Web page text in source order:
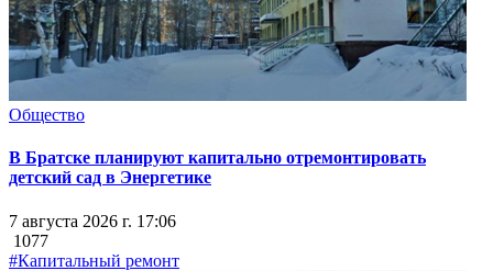
Общество
В Братске планируют капитально отремонтировать
детский сад в Энергетике
7 августа 2026 г. 17:06
1077
#Капитальный ремонт